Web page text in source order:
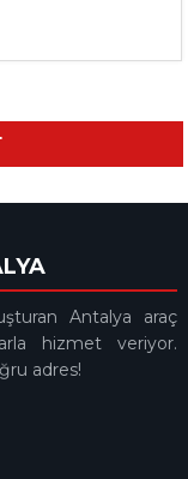
Antalya araç
hizmet veriyor.
adres!